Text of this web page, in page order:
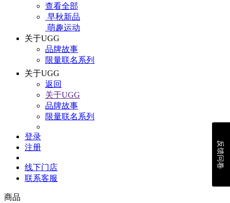
查看全部
早秋新品
萌趣运动
关于UGG
品牌故事
限量联名系列
关于UGG
返回
关于UGG
品牌故事
限量联名系列
登录
注册
线下门店
联系客服
商品
反馈问卷